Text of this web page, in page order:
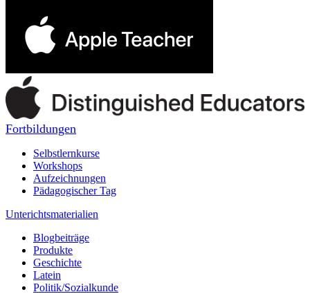
Fortbildungen
Selbstlernkurse
Workshops
Aufzeichnungen
Pädagogischer Tag
Unterichtsmaterialien
Blogbeiträge
Produkte
Geschichte
Latein
Politik/Sozialkunde